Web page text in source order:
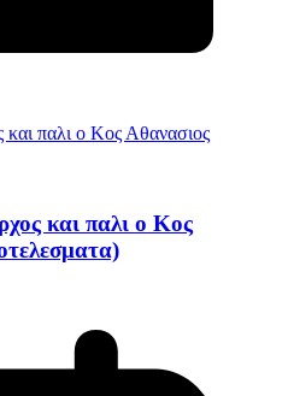
και παλι ο Κος